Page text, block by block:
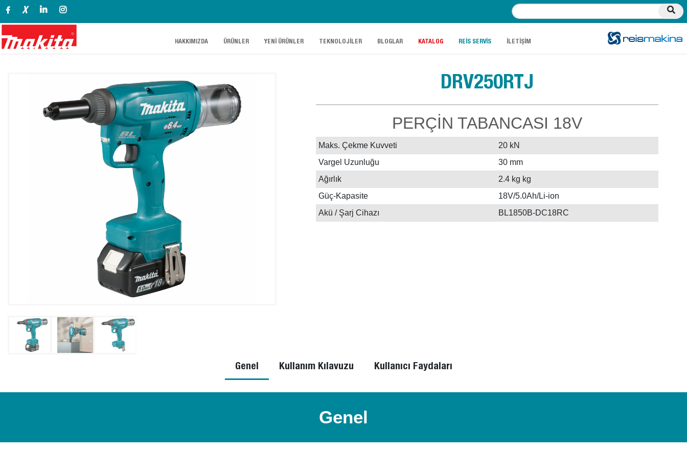
X
HAKKIMIZDA ÜRÜNLER YENİ ÜRÜNLER TEKNOLOJİLER BLOGLAR KATALOG REİS SERVİS İLETİŞİM
DRV250RTJ
PERÇİN TABANCASI 18V
Maks. Çekme Kuvveti
20 kN
Vargel Uzunluğu
30 mm
Ağırlık
2.4 kg kg
Güç-Kapasite
18V/5.0Ah/Li-ion
Akü / Şarj Cihazı
BL1850B-DC18RC
Genel Kullanım Kılavuzu Kullanıcı Faydaları
Genel